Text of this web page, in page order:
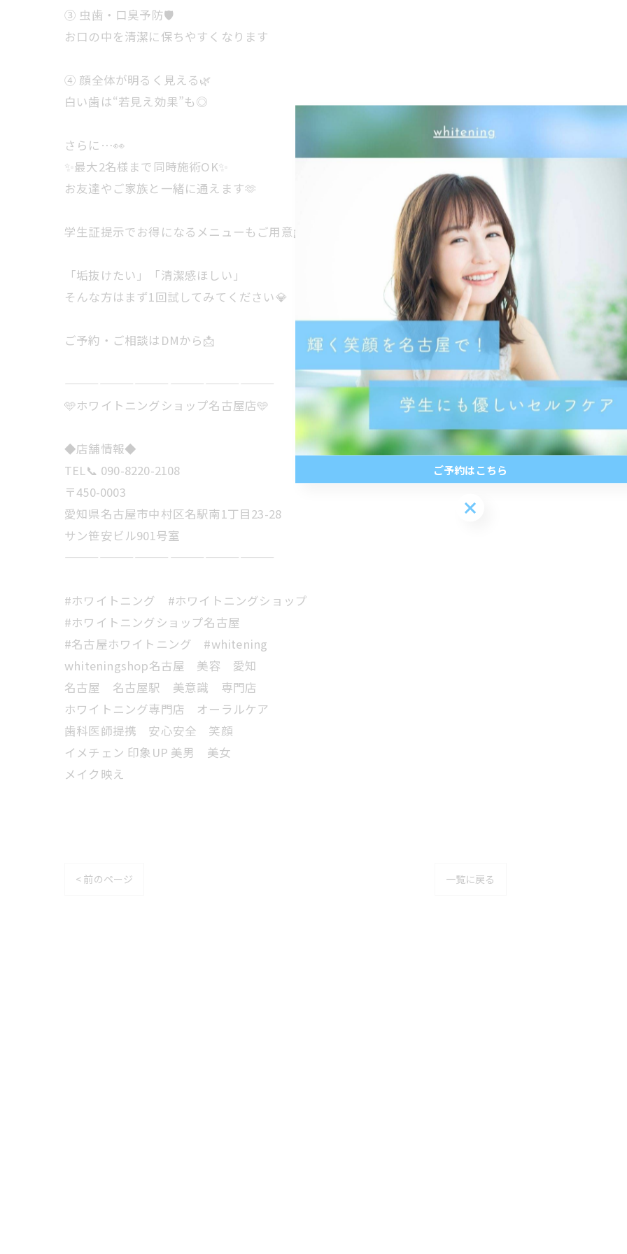
③ 虫歯・口臭予防🛡️
お口の中を清潔に保ちやすくなります
④ 顔全体が明るく見える🌿
白い歯は“若見え効果”も◎
さらに…👀
✨最大2名様まで同時施術OK✨
お友達やご家族と一緒に通えます🫶
学生証提示でお得になるメニューもご用意🎓
「垢抜けたい」「清潔感ほしい」
そんな方はまず1回試してみてください💎
ご予約・ご相談はDMから📩
——————————————————
🩵ホワイトニングショップ名古屋店🩵
◆店舗情報◆
TEL📞 090-8220-2108
〒450-0003
愛知県名古屋市中村区名駅南1丁目23-28
サン笹安ビル901号室
——————————————————
#ホワイトニング #ホワイトニングショップ
#ホワイトニングショップ名古屋
#名古屋ホワイトニング #whitening
whiteningshop名古屋 美容 愛知
名古屋 名古屋駅 美意識 専門店
ホワイトニング専門店 オーラルケア
歯科医師提携 安心安全 笑顔
イメチェン 印象UP 美男 美女
メイク映え
< 前のページ 一覧に戻る
ご予約はこちら
ご予約はこちら